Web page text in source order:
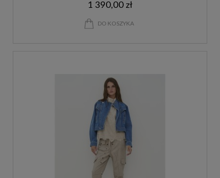
1 390,00 zł
DO KOSZYKA